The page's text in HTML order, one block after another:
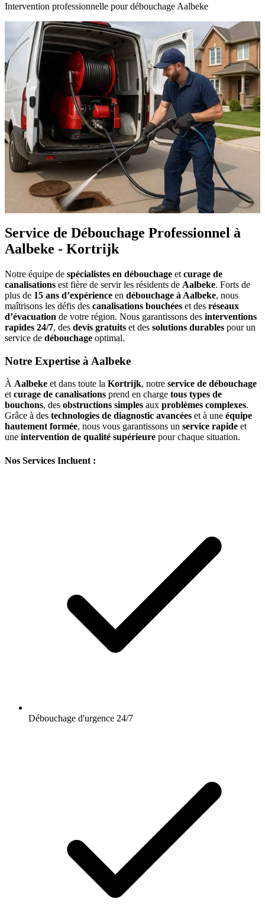
Intervention professionnelle pour débouchage Aalbeke
Service de Débouchage Professionnel à
Aalbeke - Kortrijk
Notre équipe de spécialistes en débouchage et curage de
canalisations est fière de servir les résidents de Aalbeke. Forts de
plus de 15 ans d’expérience en débouchage à Aalbeke, nous
maîtrisons les défis des canalisations bouchées et des réseaux
d’évacuation de votre région. Nous garantissons des interventions
rapides 24/7, des devis gratuits et des solutions durables pour un
service de débouchage optimal.
Notre Expertise à Aalbeke
À Aalbeke et dans toute la Kortrijk, notre service de débouchage
et curage de canalisations prend en charge tous types de
bouchons, des obstructions simples aux problèmes complexes.
Grâce à des technologies de diagnostic avancées et à une équipe
hautement formée, nous vous garantissons un service rapide et
une intervention de qualité supérieure pour chaque situation.
Nos Services Incluent :
Débouchage d'urgence 24/7